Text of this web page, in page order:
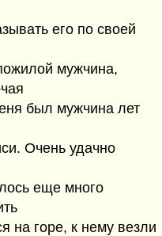
его по своей
мужчина,
был мужчина лет
Очень удачно
еще много
на горе, к нему везли